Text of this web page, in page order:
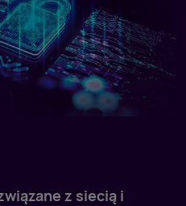
z siecią i